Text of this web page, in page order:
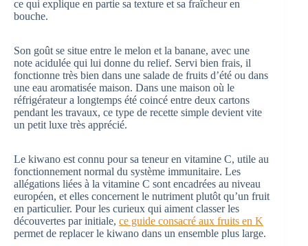
ce qui explique en partie sa texture et sa fraîcheur en
bouche.
Son goût se situe entre le melon et la banane, avec une
note acidulée qui lui donne du relief. Servi bien frais, il
fonctionne très bien dans une salade de fruits d’été ou dans
une eau aromatisée maison. Dans une maison où le
réfrigérateur a longtemps été coincé entre deux cartons
pendant les travaux, ce type de recette simple devient vite
un petit luxe très apprécié.
Le kiwano est connu pour sa teneur en vitamine C, utile au
fonctionnement normal du système immunitaire. Les
allégations liées à la vitamine C sont encadrées au niveau
européen, et elles concernent le nutriment plutôt qu’un fruit
en particulier. Pour les curieux qui aiment classer les
découvertes par initiale, ce guide consacré aux fruits en K
permet de replacer le kiwano dans un ensemble plus large.